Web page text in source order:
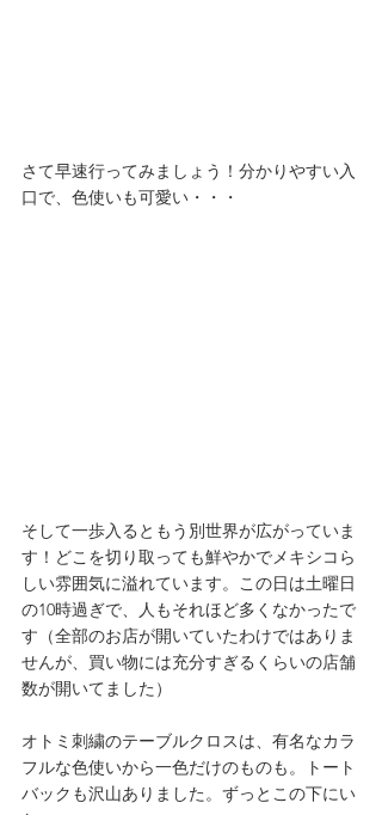
さて早速行ってみましょう！分かりやすい入
口で、色使いも可愛い・・・
そして一歩入るともう別世界が広がっていま
す！どこを切り取っても鮮やかでメキシコら
しい雰囲気に溢れています。この日は土曜日
の10時過ぎで、人もそれほど多くなかったで
す（全部のお店が開いていたわけではありま
せんが、買い物には充分すぎるくらいの店舗
数が開いてました）
オトミ刺繍のテーブルクロスは、有名なカラ
フルな色使いから一色だけのものも。トート
バックも沢山ありました。ずっとこの下にい